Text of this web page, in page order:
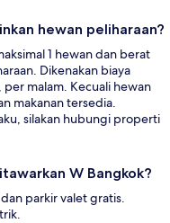
hewan peliharaan?
1 hewan dan berat
Dikenakan biaya
malam. Kecuali hewan
makanan tersedia.
silakan hubungi properti
W Bangkok?
parkir valet gratis.